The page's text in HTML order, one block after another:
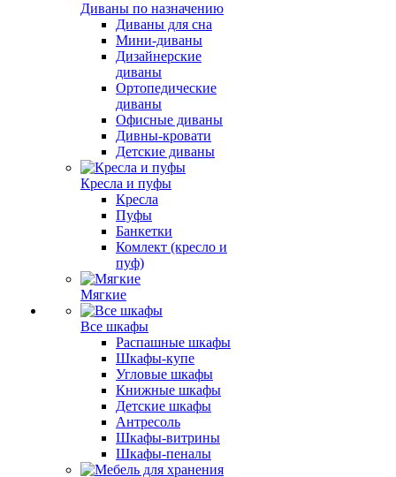
Диваны по назначению
Диваны для сна
Мини-диваны
Дизайнерские
диваны
Ортопедические
диваны
Офисные диваны
Дивны-кровати
Детские диваны
Кресла и пуфы
Кресла
Пуфы
Банкетки
Комлект (кресло и
пуф)
Мягкие
Все шкафы
Распашные шкафы
Шкафы-купе
Угловые шкафы
Книжные шкафы
Детские шкафы
Антресоль
Шкафы-витрины
Шкафы-пеналы